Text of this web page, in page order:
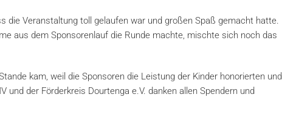
die Veranstaltung toll gelaufen war und großen Spaß gemacht hatte.
aus dem Sponsorenlauf die Runde machte, mischte sich noch das
kam, weil die Sponsoren die Leistung der Kinder honorierten und
der Förderkreis Dourtenga e.V. danken allen Spendern und